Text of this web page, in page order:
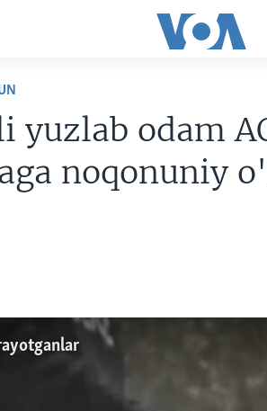
yuzlab odam
noqonuniy